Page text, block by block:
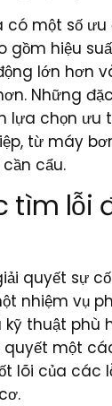
một số ưu
gồm hiệu
lớn hơn
Những
lựa chọn ưu
từ máy
cẩu.
tìm lỗi
quyết sự
nhiệm vụ
thuật phù
một
lõi của các